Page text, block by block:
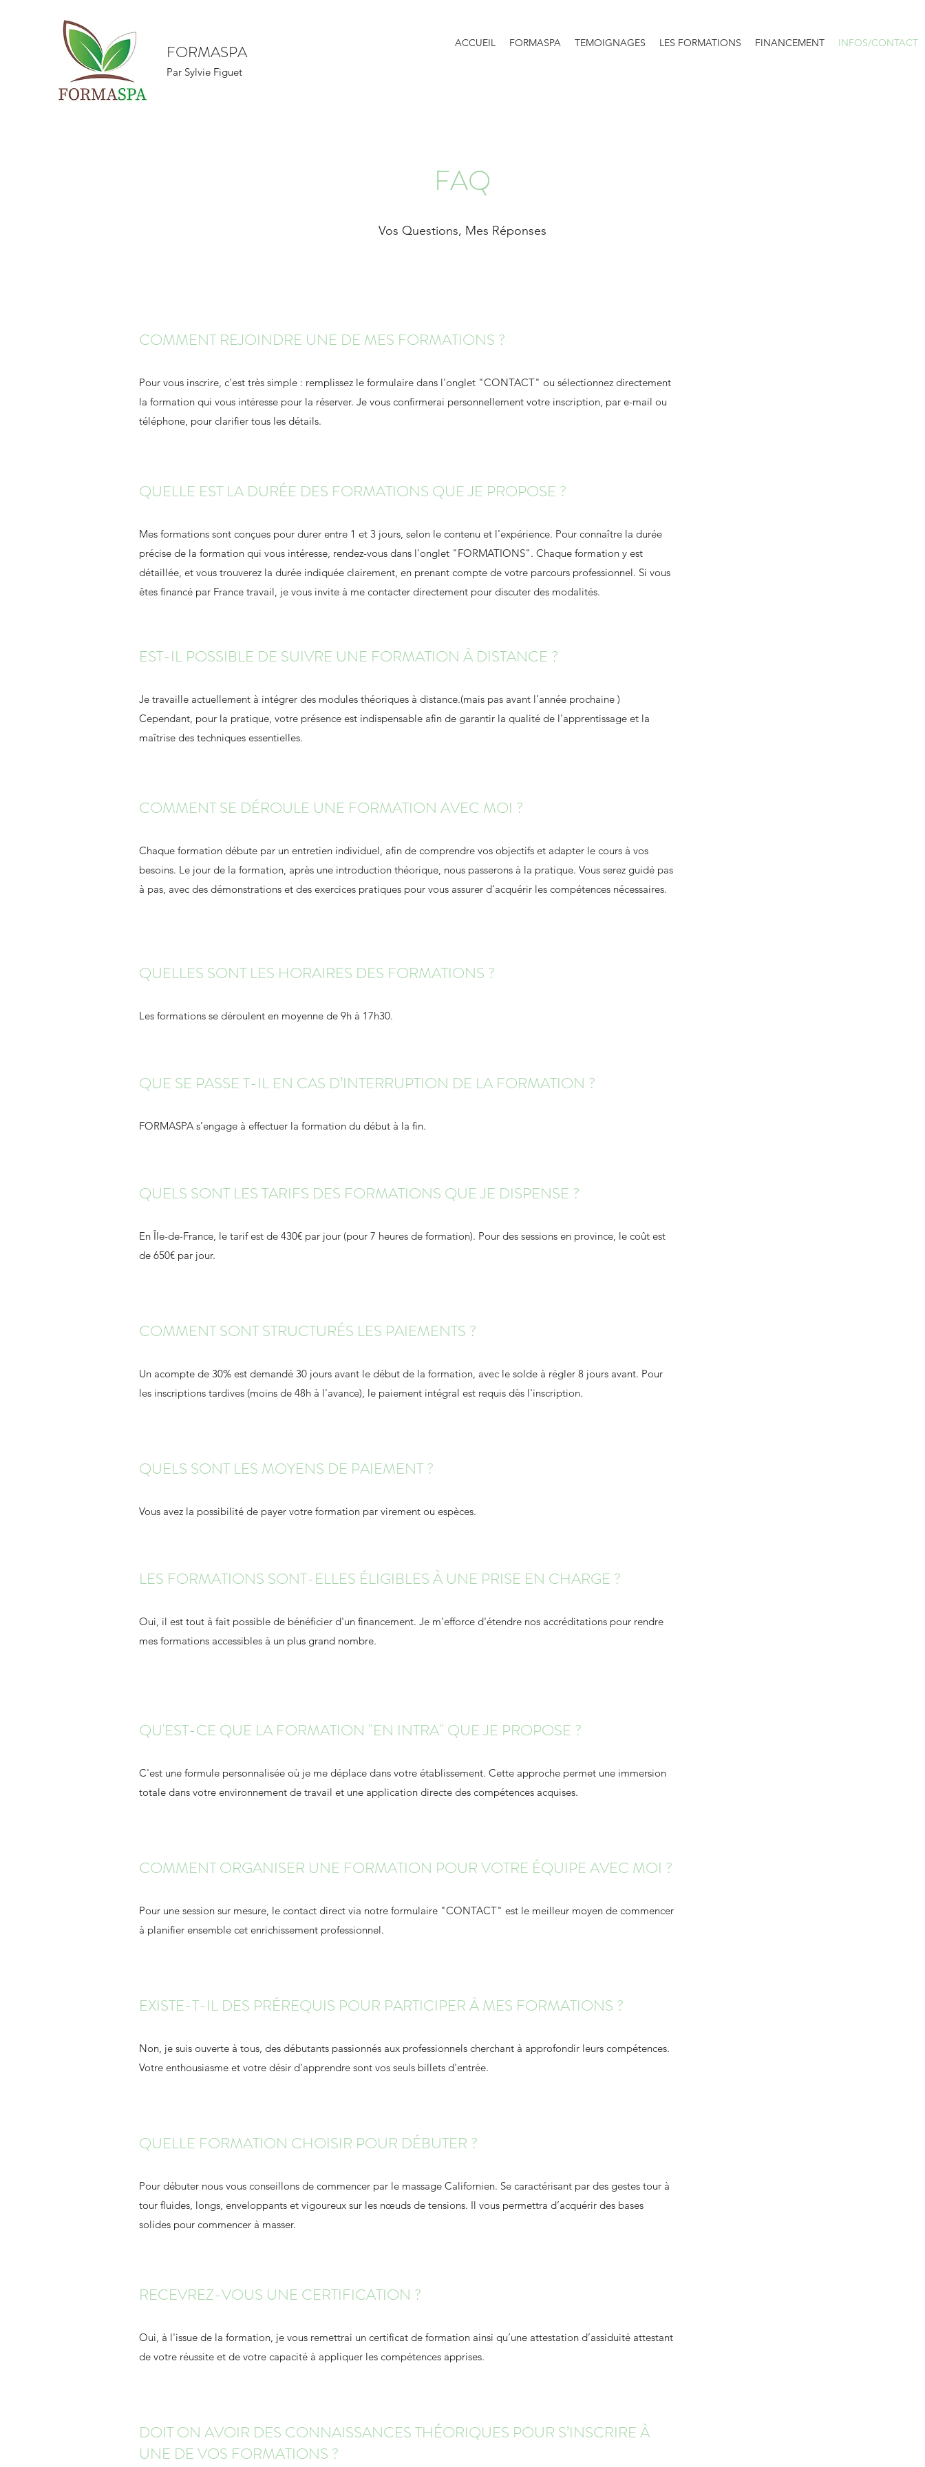
FORMASPA
Par Sylvie Figuet
ACCUEIL FORMASPA TEMOIGNAGES LES FORMATIONS FINANCEMENT INFOS/CONTACT
FAQ
Vos Questions, Mes Réponses
COMMENT REJOINDRE UNE DE MES FORMATIONS ?
Pour vous inscrire, c'est très simple : remplissez le formulaire dans l'onglet "CONTACT" ou sélectionnez directement
la formation qui vous intéresse pour la réserver. Je vous confirmerai personnellement votre inscription, par e-mail ou
téléphone, pour clarifier tous les détails.
QUELLE EST LA DURÉE DES FORMATIONS QUE JE PROPOSE ?
Mes formations sont conçues pour durer entre 1 et 3 jours, selon le contenu et l'expérience. Pour connaître la durée
précise de la formation qui vous intéresse, rendez-vous dans l'onglet "FORMATIONS". Chaque formation y est
détaillée, et vous trouverez la durée indiquée clairement, en prenant compte de votre parcours professionnel. Si vous
êtes financé par France travail, je vous invite à me contacter directement pour discuter des modalités.
EST-IL POSSIBLE DE SUIVRE UNE FORMATION À DISTANCE ?
Je travaille actuellement à intégrer des modules théoriques à distance.(mais pas avant l’année prochaine )
Cependant, pour la pratique, votre présence est indispensable afin de garantir la qualité de l'apprentissage et la
maîtrise des techniques essentielles.
COMMENT SE DÉROULE UNE FORMATION AVEC MOI ?
Chaque formation débute par un entretien individuel, afin de comprendre vos objectifs et adapter le cours à vos
besoins. Le jour de la formation, après une introduction théorique, nous passerons à la pratique. Vous serez guidé pas
à pas, avec des démonstrations et des exercices pratiques pour vous assurer d'acquérir les compétences nécessaires.
QUELLES SONT LES HORAIRES DES FORMATIONS ?
Les formations se déroulent en moyenne de 9h à 17h30.
QUE SE PASSE T-IL EN CAS D’INTERRUPTION DE LA FORMATION ?
FORMASPA s’engage à effectuer la formation du début à la fin.
QUELS SONT LES TARIFS DES FORMATIONS QUE JE DISPENSE ?
En Île-de-France, le tarif est de 430€ par jour (pour 7 heures de formation). Pour des sessions en province, le coût est
de 650€ par jour.
COMMENT SONT STRUCTURÉS LES PAIEMENTS ?
Un acompte de 30% est demandé 30 jours avant le début de la formation, avec le solde à régler 8 jours avant. Pour
les inscriptions tardives (moins de 48h à l'avance), le paiement intégral est requis dès l'inscription.
QUELS SONT LES MOYENS DE PAIEMENT ?
Vous avez la possibilité de payer votre formation par virement ou espèces.
LES FORMATIONS SONT-ELLES ÉLIGIBLES À UNE PRISE EN CHARGE ?
Oui, il est tout à fait possible de bénéficier d'un financement. Je m'efforce d'étendre nos accréditations pour rendre
mes formations accessibles à un plus grand nombre.
QU'EST-CE QUE LA FORMATION "EN INTRA" QUE JE PROPOSE ?
C'est une formule personnalisée où je me déplace dans votre établissement. Cette approche permet une immersion
totale dans votre environnement de travail et une application directe des compétences acquises.
COMMENT ORGANISER UNE FORMATION POUR VOTRE ÉQUIPE AVEC MOI ?
Pour une session sur mesure, le contact direct via notre formulaire "CONTACT" est le meilleur moyen de commencer
à planifier ensemble cet enrichissement professionnel.
EXISTE-T-IL DES PRÉREQUIS POUR PARTICIPER À MES FORMATIONS ?
Non, je suis ouverte à tous, des débutants passionnés aux professionnels cherchant à approfondir leurs compétences.
Votre enthousiasme et votre désir d'apprendre sont vos seuls billets d'entrée.
QUELLE FORMATION CHOISIR POUR DÉBUTER ?
Pour débuter nous vous conseillons de commencer par le massage Californien. Se caractérisant par des gestes tour à
tour fluides, longs, enveloppants et vigoureux sur les nœuds de tensions. Il vous permettra d’acquérir des bases
solides pour commencer à masser.
RECEVREZ-VOUS UNE CERTIFICATION ?
Oui, à l'issue de la formation, je vous remettrai un certificat de formation ainsi qu’une attestation d’assiduité attestant
de votre réussite et de votre capacité à appliquer les compétences apprises.
DOIT ON AVOIR DES CONNAISSANCES THÉORIQUES POUR S’INSCRIRE À
UNE DE VOS FORMATIONS ?